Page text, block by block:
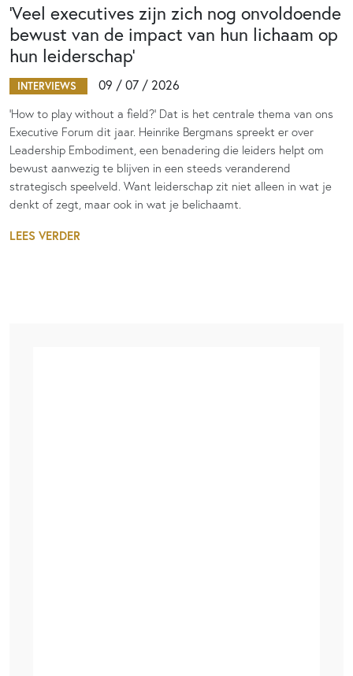
‘Veel executives zijn zich nog onvoldoende
bewust van de impact van hun lichaam op
hun leiderschap’
INTERVIEWS 09 / 07 / 2026
‘How to play without a field?’ Dat is het centrale thema van ons
Executive Forum dit jaar. Heinrike Bergmans spreekt er over
Leadership Embodiment, een benadering die leiders helpt om
bewust aanwezig te blijven in een steeds veranderend
strategisch speelveld. Want leiderschap zit niet alleen in wat je
denkt of zegt, maar ook in wat je belichaamt.
LEES VERDER